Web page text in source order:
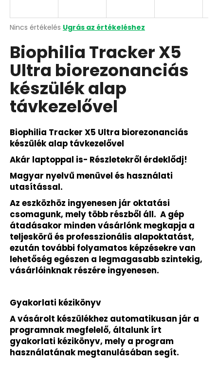
A
átlagos
értékelése
5-
ből
0,0
csillag.
Nincs értékelés Ugrás az értékeléshez
Biophilia Tracker X5
Ultra biorezonanciás
készülék alap
távkezelővel
Biophilia Tracker X5 Ultra biorezonanciás
készülék alap távkezelővel
Akár laptoppal is- Részletekről érdeklődj!
Magyar nyelvű menüvel és használati
utasítással.
Az eszközhöz ingyenesen jár oktatási
csomagunk, mely több részből áll. A gép
átadásakor minden vásárlónk megkapja a
teljeskörű és professzionális alapoktatást,
ezután további folyamatos képzésekre van
lehetőség egészen a legmagasabb szintekig,
vásárlóinknak részére ingyenesen.
Gyakorlati kézikönyv
A vásárolt készülékhez automatikusan jár a
programnak megfelelő, általunk írt
gyakorlati kézikönyv, mely a program
használatának megtanulásában segít.
N
E